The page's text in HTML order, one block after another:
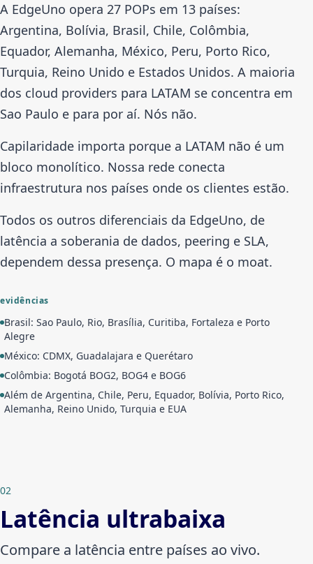
A EdgeUno opera 27 POPs em 13 países:
Argentina, Bolívia, Brasil, Chile, Colômbia,
Equador, Alemanha, México, Peru, Porto Rico,
Turquia, Reino Unido e Estados Unidos. A maioria
dos cloud providers para LATAM se concentra em
Sao Paulo e para por aí. Nós não.
Capilaridade importa porque a LATAM não é um
bloco monolítico. Nossa rede conecta
infraestrutura nos países onde os clientes estão.
Todos os outros diferenciais da EdgeUno, de
latência a soberania de dados, peering e SLA,
dependem dessa presença. O mapa é o moat.
evidências
Brasil: Sao Paulo, Rio, Brasília, Curitiba, Fortaleza e Porto
Alegre
México: CDMX, Guadalajara e Querétaro
Colômbia: Bogotá BOG2, BOG4 e BOG6
Além de Argentina, Chile, Peru, Equador, Bolívia, Porto Rico,
Alemanha, Reino Unido, Turquia e EUA
02
Latência ultrabaixa
Compare a latência entre países ao vivo.